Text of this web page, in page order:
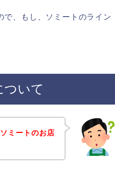
で、もし、ソミートのライン
いて
ミートのお店